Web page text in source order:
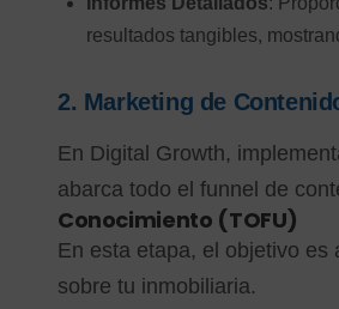
resultados tangibles,
2. Marketing de
En Digital Growth,
abarca todo el funnel de
Conocimiento (TOFU)
En esta etapa, el objetivo
sobre tu inmobiliaria.